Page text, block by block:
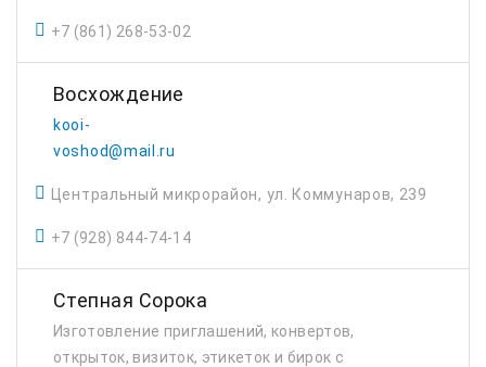
+7 (861) 268-53-02
Восхождение
kooi-
voshod@mail.ru
Центральный микрорайон, ул. Коммунаров, 239
+7 (928) 844-74-14
Степная Сорока
Изготовление приглашений, конвертов,
открыток, визиток, этикеток и бирок с